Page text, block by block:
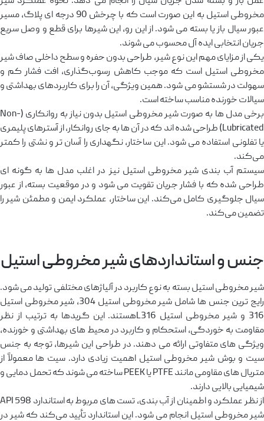
مخروطی استیل به این صورت است که با چرخش 90 درجه ‌ای پلاگ، مسیر
عبور سیال باز یا بسته می ‌شود. از این رو، این شیرها برای قطع و وصل سریع
جریان انتخابی ایده ‌آل محسوب می ‌شوند.
یکی از مزایای مهم این نوع شیر، طراحی بدون حفره و سطح داخلی صاف شیر
مخروطی استیل است که موجب کاهش رسوب‌گذاری، افت فشار کم و
سهولت در شستشو می‌ شود. همین ویژگی، آن را برای کاربردهای بهداشتی و
سیالات خورنده مناسب ساخته است.
برخی مدل ‌ها به‌ صورت شیر مخروطی استیل بدون نیاز به روانکاری (Non-
Lubricated) طراحی شده ‌اند که در آن ‌ها به جای روانکار، از آسترهای پلیمری
یا تفلونی استفاده می ‌شود. این ساختار، نگهداری را آسان‌ تر و نشتی را کمتر
می‌کند.
سیستم آب بندی شیر مخروطی استیل نیز در اغلب مدل ‌ها به گونه ‌ای
طراحی شده که با فشار جریان تقویت می‌ شود و در موقعیت بسته، از عبور
سیال جلوگیری کامل می‌کند. این ساختار، عملکرد ایمن و مطمئن شیر را
تضمین می‌کند.
جنس و استانداردهای شیر مخروطی استیل
شیر مخروطی استیل بسته به نوع کاربرد در آلیاژهای مختلفی تولید می‌ شود.
رایج ‌ترین جنس ‌ها شامل شیر مخروطی استیل 304، شیر مخروطی استیل
316 و شیر مخروطی استیل L316هستند. این گریدها به ترتیب از نظر
مقاومت به خوردگی، استحکام و کاربرد در محیط ‌های بهداشتی و خورنده،
ویژگی‌ های متفاوتی ارائه می ‌دهند. در طراحی این شیرها، توجه به جنس
سیت و بوش شیر مخروطی استیل اهمیت زیادی دارد. سیت‌ ها معمولاً از
متریال ‌های مقاومی مانند PTFE یا PEEK ساخته می‌ شوند که تحمل دمایی و
شیمیایی بالایی دارند.
از نظر عملکرد و اطمینان از آب‌ بندی، تست‌ های مربوط به استاندارد API 598
شیر مخروطی استیل انجام می‌ شود. این استاندارد تأیید می‌کند که شیر در